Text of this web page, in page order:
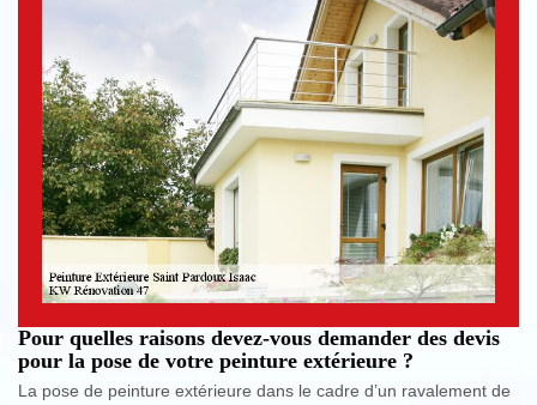
Pour quelles raisons devez-vous demander des devis
pour la pose de votre peinture extérieure ?
La pose de peinture extérieure dans le cadre d’un ravalement de